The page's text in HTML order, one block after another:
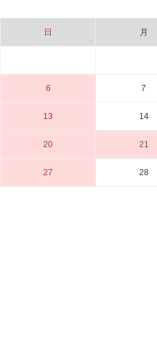
日 月
6 7
13 14
20 21
27 28